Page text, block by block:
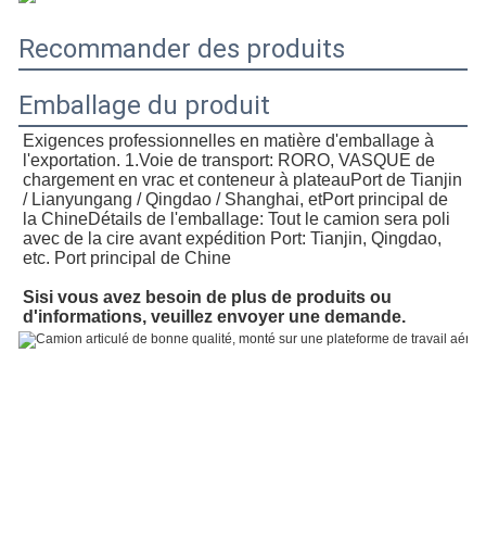
Recommander des produits
Emballage du produit
Exigences professionnelles en matière d'emballage à
l'exportation. 1.Voie de transport: RORO, VASQUE de
chargement en vrac et conteneur à plateauPort de Tianjin
/ Lianyungang / Qingdao / Shanghai, etPort principal de
la ChineDétails de l'emballage: Tout le camion sera poli
avec de la cire avant expédition Port: Tianjin, Qingdao,
etc. Port principal de Chine
Sisi vous avez besoin de plus de produits ou
d'informations, veuillez envoyer une demande.